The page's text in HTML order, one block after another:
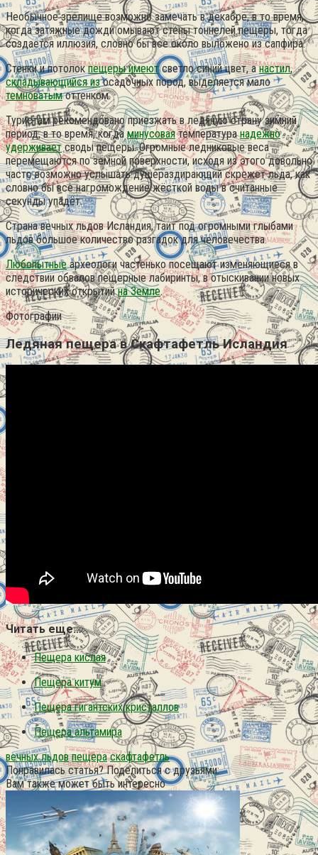
Необычное зрелище возможно замечать в декабре, в то время,
когда затяжные дожди омывают стены тоннелей пещеры, тогда
создается иллюзия, словно бы все около выложено из сапфира.
Стенки и потолокпещеры имеютсветло синий цвет, анастил,
складывающийся изосадочных пород, выделяется мало
темноватымоттенком.
Туристам рекомендовано приезжать в ледяную страну зимний
период, в то время, когдаминусоваятемпературанадежно
удерживаетсводы пещеры. Огромные ледниковые веса
перемещаются по земной поверхности, исходя из этого довольно
часто возможно услышать душераздирающий скрежет льда, как
словно бы все нагромождение жёсткой воды в считанные
секунды упадёт.
Страна вечных льдов Исландия, таит под огромными глыбами
льдов большое количество разгадок для человечества.
Любопытныеархеологи частенько посещают изменяющиеся в
следствии обвалов пещерные лабиринты, в отыскивании новых
исторических открытийна Земле.
Фотографии
Ледяная пещера в Скафтафетль Исландия
Читать еще…
Пещера кислая
Пещера китум
Пещера гигантских кристаллов
Пещера альтамира
вечных льдов пещера скафтафетль
Понравилась статья? Поделиться с друзьями:
Вам также может быть интересно